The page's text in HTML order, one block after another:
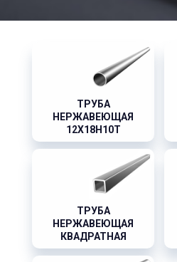
ТРУБА
НЕРЖАВЕЮЩАЯ
12Х18Н10Т
ТРУБА
НЕРЖАВЕЮЩАЯ
КВАДРАТНАЯ